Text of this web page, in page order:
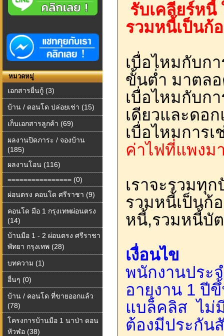
หมวดหมู่
เอกสารยื่นกู้ (3)
บ้าน / ดอนโด ปล่อยเช่า (15)
เก็บเอกสารลูกค้า (69)
ผลงานปิดภาระ / จองบ้าน
(185)
ผลงานโอน (116)
================ (0)
ผ่อนตรง คอนโด ศรีราชา (9)
คอนโด มือ 1 กรุงเทพผ่อนตรง
(14)
บ้านมือ 1 - 2 ผ่อนตรง ศรีราชา
พัทยา กรุงเทพ (28)
บทความ (1)
อื่นๆ (0)
บ้าน / คอนโด ที่ขายออกแล้ว
(78)
โครงการบ้านมือ 1 นาป่า ดอน
หัวฬอ (38)
รับเคลียร์ห
รวมหนี้เป็นก้
เบื่อไหมกับก
ขั้นต่ำ มาตล
เบื่อไหมกับก
เดียวและดอ
เบื่อไหมการ
ค่าไฟที่แพงม
เราจะรวมทุ
รวมหนี้เป็นก้
หนี้,รวมหนี้บั
เงื่อนไข
พนักงานประ
อายุงาน 1 ปี
แบล็คลิส ไม่
ต้องมีประกัน